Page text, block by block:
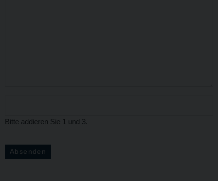
Bitte addieren Sie 1 und 3.
Absenden